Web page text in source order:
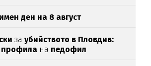
ден на 8 август
заубийството в Пловдив:
профила на педофил